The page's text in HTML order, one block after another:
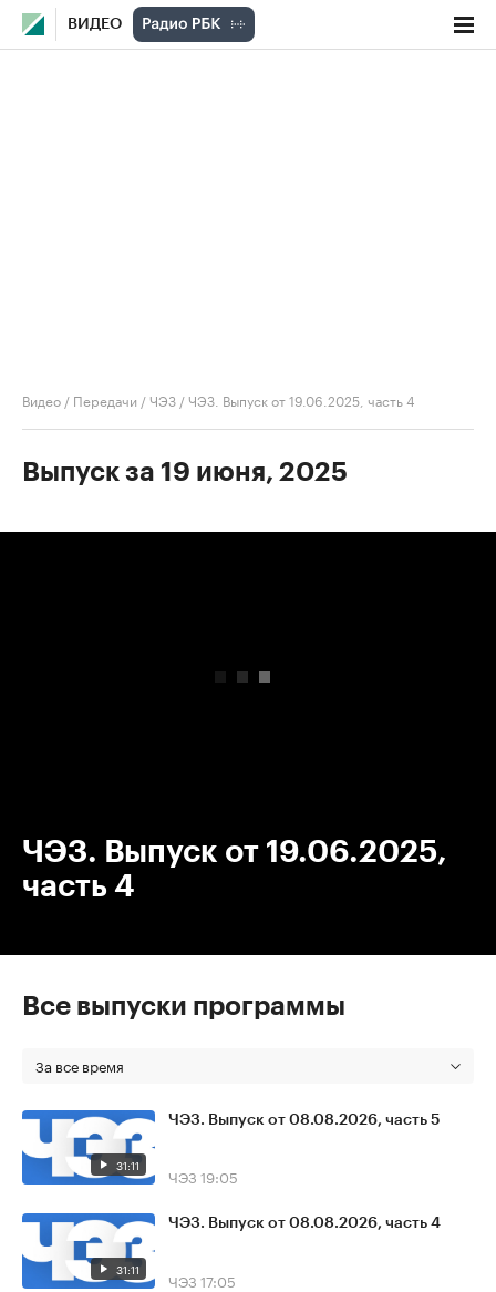
ВИДЕО
Видео / Передачи /ЧЭЗ /ЧЭЗ. Выпуск от 19.06.2025, часть 4
Выпуск за 19 июня, 2025
ЧЭЗ. Выпуск от 19.06.2025,
часть 4
Все выпуски программы
За все время
31:11
ЧЭЗ. Выпуск от 08.08.2026, часть 5
ЧЭЗ 19:05
31:11
ЧЭЗ. Выпуск от 08.08.2026, часть 4
ЧЭЗ 17:05